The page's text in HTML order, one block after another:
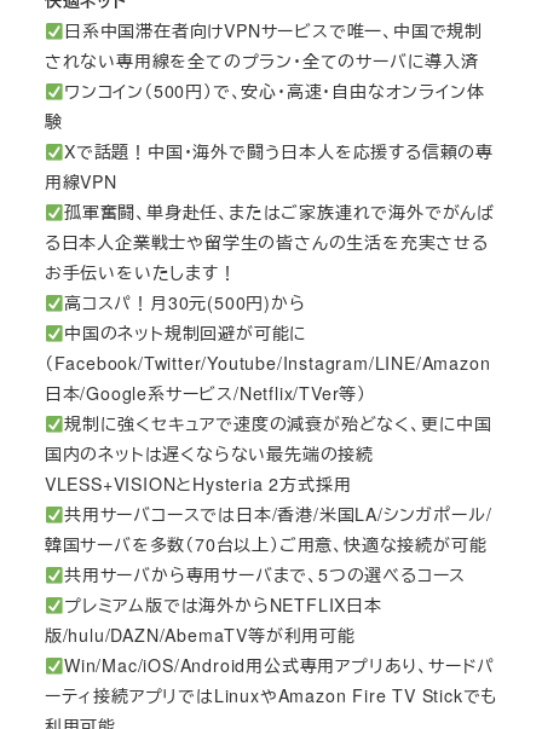
日系中国滞在者向けVPNサービスで唯一、中国で規制
されない専用線を全てのプラン・全てのサーバに導入済
ワンコイン（500円）で、安心・高速・自由なオンライン体
験
Xで話題！中国・海外で闘う日本人を応援する信頼の専
用線VPN
孤軍奮闘、単身赴任、またはご家族連れで海外でがんば
る日本人企業戦士や留学生の皆さんの生活を充実させる
お手伝いをいたします！
高コスパ！月30元(500円)から
中国のネット規制回避が可能に
（Facebook/Twitter/Youtube/Instagram/LINE/Amazon
日本/Google系サービス/Netflix/TVer等）
規制に強くセキュアで速度の減衰が殆どなく、更に中国
国内のネットは遅くならない最先端の接続
VLESS+VISIONとHysteria 2方式採用
共用サーバコースでは日本/香港/米国LA/シンガポール/
韓国サーバを多数（70台以上）ご用意、快適な接続が可能
共用サーバから専用サーバまで、5つの選べるコース
プレミアム版では海外からNETFLIX日本
版/hulu/DAZN/AbemaTV等が利用可能
Win/Mac/iOS/Android用公式専用アプリあり、サードパ
ーティ接続アプリではLinuxやAmazon Fire TV Stickでも